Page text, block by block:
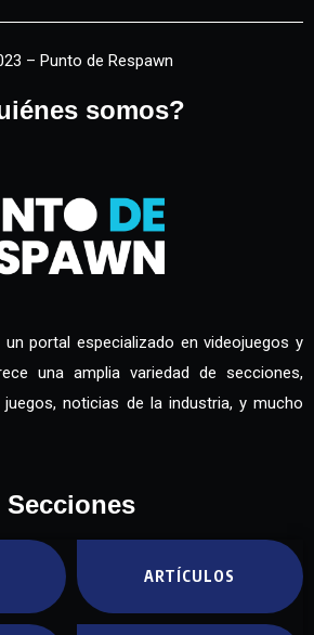
– Punto de Respawn
somos?
un portal especializado en videojuegos y
una amplia variedad de secciones,
juegos, noticias de la industria, y mucho
Secciones
ARTÍCULOS